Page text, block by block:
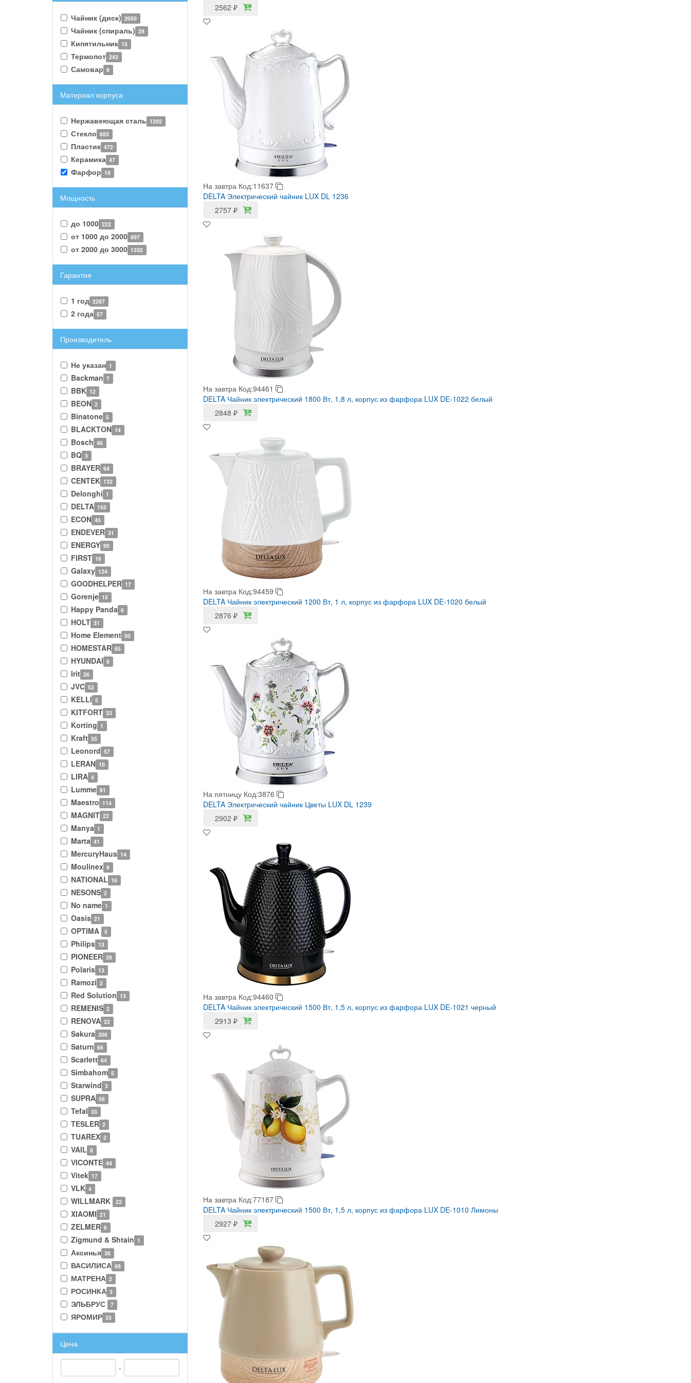
Чайник (диск) 2050
Чайник (спираль) 29
Кипятильник 15
Термопот 242
Самовар 9
Материал корпуса
Нержавеющая сталь 1202
Стекло 693
Пластик 472
Керамика 47
Фарфор 18
Мощность
до 1000 222
от 1000 до 2000 897
от 2000 до 3000 1332
Гарантия
1 год 2287
2 года 57
Производитель
Не указан 1
Backman 7
BBK 12
BEON 2
Binatone 5
BLACKTON 14
Bosch 46
BQ 3
BRAYER 94
CENTEK 132
Delonghi 1
DELTA 155
ECON 45
ENDEVER 31
ENERGY 90
FIRST 16
Galaxy 124
GOODHELPER 17
Gorenje 15
Happy Panda 6
HOLT 31
Home Element 50
HOMESTAR 65
HYUNDAI 9
Irit 26
JVC 52
KELLI 5
KITFORT 33
Korting 1
Kraft 35
Leonord 57
LERAN 10
LIRA 4
Lumme 91
Maestro 114
MAGNIT 22
Manya 1
Marta 41
MercuryHaus 14
Moulinex 9
NATIONAL 16
NESONS 2
No name 1
Oasis 21
OPTIMA 5
Philips 13
PIONEER 39
Polaris 13
Ramozi 2
Red Solution 13
REMENIS 2
RENOVA 22
Sakura 206
Saturn 66
Scarlett 64
Simbahom 5
Starwind 3
SUPRA 56
Tefal 33
TESLER 2
TUAREX 2
VAIL 8
VICONTE 44
Vitek 17
VLK 4
WILLMARK 22
XIAOMI 21
ZELMER 6
Zigmund & Shtain 1
Аксинья 38
ВАСИЛИСА 68
МАТРЕНА 2
РОСИНКА 3
ЭЛЬБРУС 7
ЯРОМИР 33
Цена
-
2562 ₽
На завтра Код:11637
DELTA Электрический чайник LUX DL 1236
2757₽
На завтра Код:94461
DELTA Чайник электрический 1800 Вт, 1,8 л, корпус из фарфора LUX DE-1022 белый
2848 ₽
На завтра Код:94459
DELTA Чайник электрический 1200 Вт, 1 л, корпус из фарфора LUX DE-1020 белый
2876 ₽
На пятницу Код:3876
DELTA Электрический чайник Цветы LUX DL 1239
2902 ₽
На завтра Код:94460
DELTA Чайник электрический 1500 Вт, 1,5 л, корпус из фарфора LUX DE-1021 черный
2913 ₽
На завтра Код:77187
DELTA Чайник электрический 1500 Вт, 1,5 л, корпус из фарфора LUX DE-1010 Лимоны
2927₽